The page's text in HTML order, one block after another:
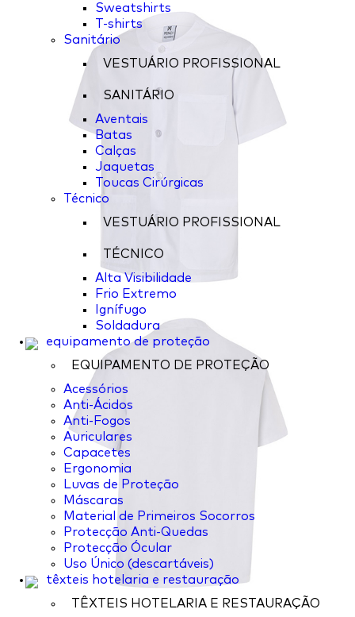
Sweatshirts
T-shirts
Sanitário
VESTUÁRIO PROFISSIONAL
SANITÁRIO
Aventais
Batas
Calças
Jaquetas
Toucas Cirúrgicas
Técnico
VESTUÁRIO PROFISSIONAL
TÉCNICO
Alta Visibilidade
Frio Extremo
Ignífugo
Soldadura
equipamento de proteção
EQUIPAMENTO DE PROTEÇÃO
Acessórios
Anti-Ácidos
Anti-Fogos
Auriculares
Capacetes
Ergonomia
Luvas de Proteção
Máscaras
Material de Primeiros Socorros
Protecção Anti-Quedas
Protecção Ócular
Uso Único (descartáveis)
têxteis hotelaria e restauração
TÊXTEIS HOTELARIA E RESTAURAÇÃO